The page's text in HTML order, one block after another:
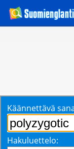
Käännettävä
Hakuluettelo: